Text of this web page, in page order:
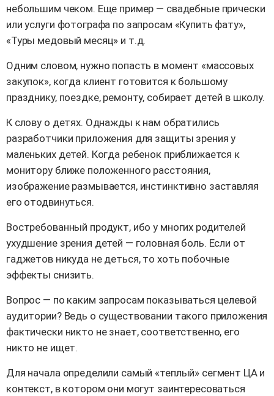
небольшим чеком. Еще пример — свадебные прически
или услуги фотографа по запросам «Купить фату»,
«Туры медовый месяц» и т.д.
Одним словом, нужно попасть в момент «массовых
закупок», когда клиент готовится к большому
празднику, поездке, ремонту, собирает детей в школу.
К слову о детях. Однажды к нам обратились
разработчики приложения для защиты зрения у
маленьких детей. Когда ребенок приближается к
монитору ближе положенного расстояния,
изображение размывается, инстинктивно заставляя
его отодвинуться.
Востребованный продукт, ибо у многих родителей
ухудшение зрения детей — головная боль. Если от
гаджетов никуда не деться, то хоть побочные
эффекты снизить.
Вопрос — по каким запросам показываться целевой
аудитории? Ведь о существовании такого приложения
фактически никто не знает, соответственно, его
никто не ищет.
Для начала определили самый «теплый» сегмент ЦА и
контекст, в котором они могут заинтересоваться